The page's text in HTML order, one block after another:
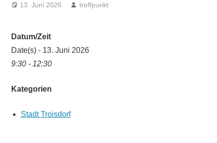
13. Juni 2026 treffpunkt
Datum/Zeit
Date(s) - 13. Juni 2026
9:30 - 12:30
Kategorien
Stadt Troisdorf